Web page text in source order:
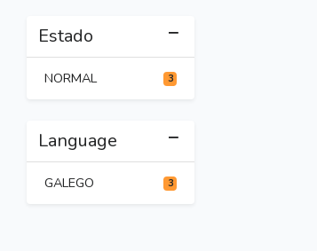
Estado
NORMAL 3
Language
GALEGO 3